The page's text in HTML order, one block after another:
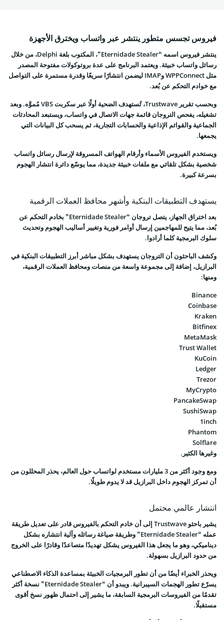
فيروس تجسس متطور ينتشر عبر واتساب ويخترق الأجهزة
ينتشر فيروس اسمه “Eternidade Stealer”، المكتوب بلغة Delphi، من خلال
رسائل واتساب خبيثة. ويعتمد البرنامج على عدة بروتوكولات مفتوحة المصدر
مثل WPPConnect وIMAP ليضمن انتشارًا سريعًا وقدرة مستمرة على التواصل
مع خوادم التحكم عن بُعد.
وبحسب تقرير Trustwave، تُستهدف الضحية أولًا عبر سكربت VBS مُموَّه. وبعد
تشغيله، يفحص التروجان قائمة جهات الاتصال في واتساب، ويستبعد المحادثات
الجماعية والقوائم الإذاعية والحسابات التجارية، ثم يسحب كل البيانات التي
يجمعها.
ويستخدم الفيروس الأسماء وأرقام الهواتف المسروقة لإرسال رسائل واتساب
شخصية بشكل تلقائي مع ملفات خبيثة جديدة، مما يوسّع دائرة انتشار الهجوم
بسرعة كبيرة.
يستهدف التطبيقات البنكية وأشهر محافظ العملات الرقمية
بعد اختراق الجهاز، يتصل تروجان “Eternidade Stealer” بخادم التحكم عن
بُعد، مما يتيح للمهاجمين إرسال أوامر فورية وتغيير أساليب الهجوم وتحديث
سلوك البرمجية كلما أرادوا.
وكشف الباحثون أن التروجان يستهدف بشكل مباشر أبرز التطبيقات البنكية في
البرازيل، إضافة إلى مجموعة واسعة من منصات ومحافظ العملات الرقمية،
ومنها:
Binance
Coinbase
Kraken
Bitfinex
MetaMask
Trust Wallet
KuCoin
Ledger
Trezor
MyCrypto
PancakeSwap
SushiSwap
1inch
Phantom
Solflare
وغيرها الكثير.
ومع وجود أكثر من 3 مليارات مستخدم لواتساب حول العالم، يحذر المحللون من
أن تمركز الهجوم داخل البرازيل قد لا يدوم طويلًا.
انتشار عالمي محتمل
يشير باحثو Trustwave إلى أن خادم التحكم بالفيروس قادر على تعديل طريقة
عمله “Eternidade Stealer” وطريقة صياغة رسائله وآلية انتشاره بشكل
ديناميكي، وهو ما يجعل هذا الفيروس يشكل تهديدًا متصاعدًا وقادرًا على الخروج
من حدود البرازيل بسهولة.
ويحذر الخبراء أيضًا من أن تطور البرمجيات الخبيثة بمساعدة الذكاء الاصطناعي
يسرّع تطور الهجمات السيبرانية. ويبدو أن “Eternidade Stealer” نسخة أكثر
تقدمًا من الفيروسات البرمجية السابقة، ما يشير إلى احتمال ظهور نسخ أقوى
مستقبلًا.